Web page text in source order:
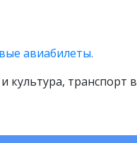
авиабилеты.
культура, транспорт